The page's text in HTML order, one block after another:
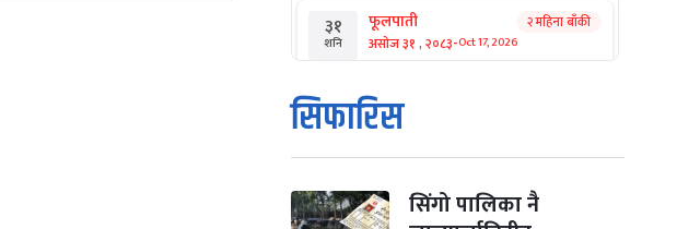
३१
शनि
फूलपाती
असोज ३१ , २०८३-Oct 17, 2026
२ महिना बाँकी
१
आइत
कार्तिक सङ्क्रान्ति
कार्तिक १, २०८३
मंगल कार्तिक ३, २०८३- Oct 20, 2026
सिफारिस
सिंगो पालिका नै